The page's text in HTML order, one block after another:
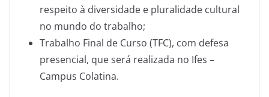
respeito à diversidade e pluralidade cultural
no mundo do trabalho;
Trabalho Final de Curso (TFC), com defesa
presencial, que será realizada no Ifes –
Campus Colatina.